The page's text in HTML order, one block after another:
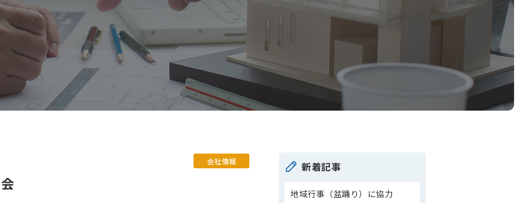
会社情報 新着記事
地域行事（盆踊り）に協力